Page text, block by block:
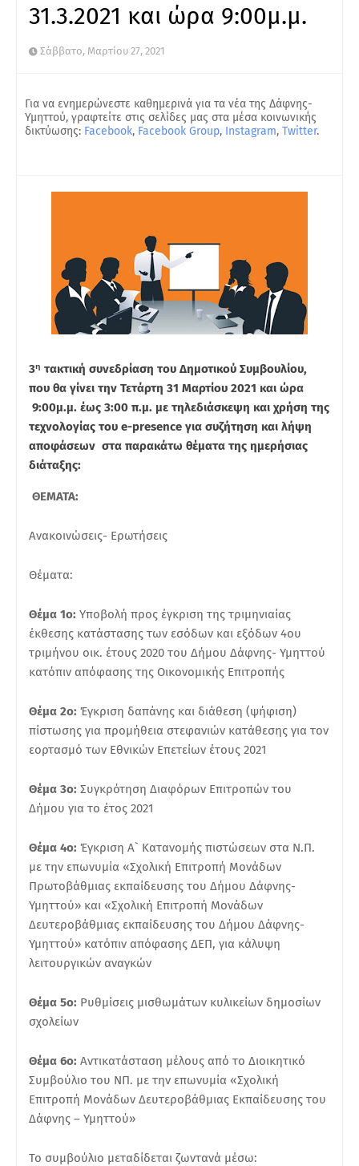
31.3.2021 και ώρα 9:00μ.μ.
Σάββατο, Μαρτίου 27, 2021
Για να ενημερώνεστε καθημερινά για τα νέα της Δάφνης-
Υμηττού, γραφτείτε στις σελίδες μας στα μέσα κοινωνικής
δικτύωσης: Facebook, Facebook Group, Instagram, Twitter.
3η τακτική συνεδρίαση του Δημοτικού Συμβουλίου,
που θα γίνει την Τετάρτη 31 Μαρτίου 2021 και ώρα
9:00μ.μ. έως 3:00 π.μ. με τηλεδιάσκεψη και χρήση της
τεχνολογίας του e-presence για συζήτηση και λήψη
αποφάσεων στα παρακάτω θέματα της ημερήσιας
διάταξης:
ΘΕΜΑΤΑ:
Ανακοινώσεις- Ερωτήσεις
Θέματα:
Θέμα 1ο: Υποβολή προς έγκριση της τριμηνιαίας
έκθεσης κατάστασης των εσόδων και εξόδων 4ου
τριμήνου οικ. έτους 2020 του Δήμου Δάφνης- Υμηττού
κατόπιν απόφασης της Οικονομικής Επιτροπής
Θέμα 2ο: Έγκριση δαπάνης και διάθεση (ψήφιση)
πίστωσης για προμήθεια στεφανιών κατάθεσης για τον
εορτασμό των Εθνικών Επετείων έτους 2021
Θέμα 3ο: Συγκρότηση Διαφόρων Επιτροπών του
Δήμου για το έτος 2021
Θέμα 4ο: Έγκριση Α` Κατανομής πιστώσεων στα Ν.Π.
με την επωνυμία «Σχολική Επιτροπή Μονάδων
Πρωτοβάθμιας εκπαίδευσης του Δήμου Δάφνης-
Υμηττού» και «Σχολική Επιτροπή Μονάδων
Δευτεροβάθμιας εκπαίδευσης του Δήμου Δάφνης-
Υμηττού» κατόπιν απόφασης ΔΕΠ, για κάλυψη
λειτουργικών αναγκών
Θέμα 5ο: Ρυθμίσεις μισθωμάτων κυλικείων δημοσίων
σχολείων
Θέμα 6ο: Αντικατάσταση μέλους από το Διοικητικό
Συμβούλιο του ΝΠ. με την επωνυμία «Σχολική
Επιτροπή Μονάδων Δευτεροβάθμιας Εκπαίδευσης του
Δάφνης – Υμηττού»
Το συμβούλιο μεταδίδεται ζωντανά μέσω: